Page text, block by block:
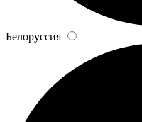
Белоруссия